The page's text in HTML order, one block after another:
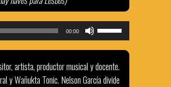
00:00
Utiliza
las
teclas
de
flecha
artista, productor musical y docente.
y Wañukta Tonic. Nelson García divide